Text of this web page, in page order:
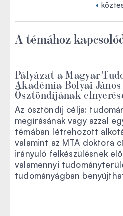
A témához
Pályázat a Magyar
Akadémia Bolyai
Ösztöndíjának
Az ösztöndíj célja:
megírásának vagy azzal
témában létrehozott
valamint az MTA doktora
irányuló felkészülésnek
valamennyi
tudományágban